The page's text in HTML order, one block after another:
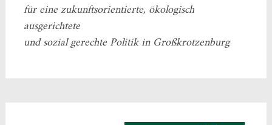
für eine zukunftsorientierte, ökologisch
ausgerichtete
und sozial gerechte Politik in Großkrotzenburg